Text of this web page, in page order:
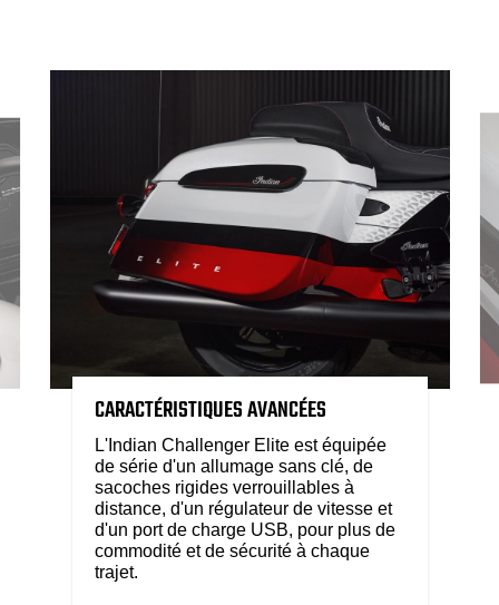
CARACTÉRISTIQUES AVANCÉES
L'Indian Challenger Elite est équipée
de série d'un allumage sans clé, de
sacoches rigides verrouillables à
distance, d'un régulateur de vitesse et
d'un port de charge USB, pour plus de
commodité et de sécurité à chaque
trajet.